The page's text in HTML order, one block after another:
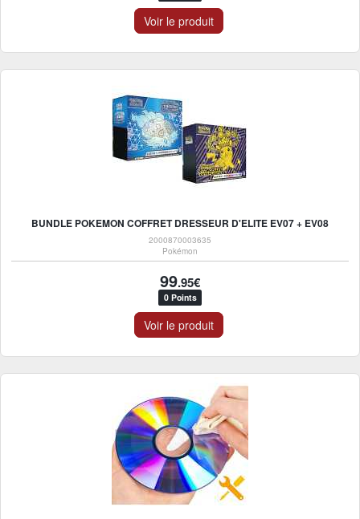
Voir le produit
BUNDLE POKEMON COFFRET DRESSEUR D'ELITE EV07 + EV08
2000870003635
Pokémon
99.95€
0 Points
Voir le produit